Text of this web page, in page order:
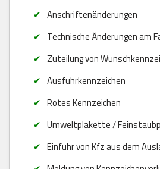
Anschriftenänderungen
Technische Änderungen am
Zuteilung von
Ausfuhrkennzeichen
Rotes Kennzeichen
Umweltplakette /
Einfuhr von Kfz aus dem